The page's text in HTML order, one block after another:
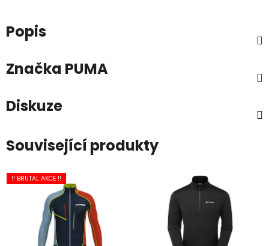
Popis
Značka PUMA
Diskuze
Související produkty
!! BRUTAL AKCE !!